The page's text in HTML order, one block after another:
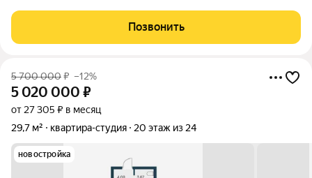
микрорайоне Бугринская роща на ул. Оловозаводской.
Вдохновляющие виды открываются на
Позвонить
5 700 000₽ –12%
5 020 000 ₽
от 27 305 ₽ в месяц
29,7 м²
квартира-студия 20 этаж из 24
новостройка